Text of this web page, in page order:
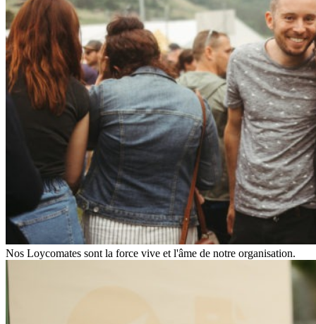
Nos Loycomates sont la force vive et l'âme de notre organisation.